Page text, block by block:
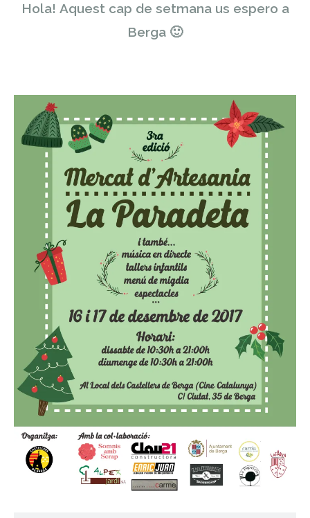
Hola! Aquest cap de setmana us espero a
Berga 🙂